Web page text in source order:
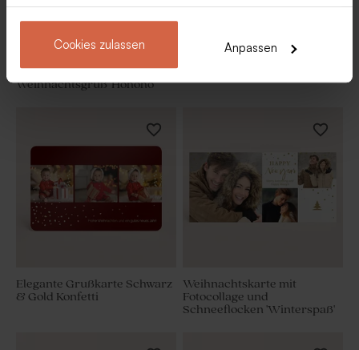
Cookies zulassen Anpassen
Fotocollage und
Weihnachtsgruß 'Hohoho'
Personalisierte Fotokarte
Elegante Grußkarte Schwarz
& Gold Konfetti
Weihnachtskarte mit
Fotocollage und
Schneeflocken 'Winterspaß'